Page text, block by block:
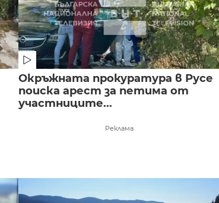
Окръжната прокуратура в Русе
поиска арест за петима от
участниците...
Реклама